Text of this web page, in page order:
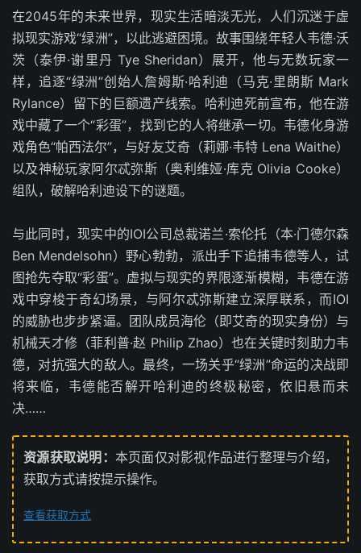
在2045年的未来世界，现实生活暗淡无光，人们沉迷于虚
拟现实游戏“绿洲”，以此逃避困境。故事围绕年轻人韦德·沃
茨（泰伊·谢里丹 Tye Sheridan）展开，他与无数玩家一
样，追逐“绿洲”创始人詹姆斯·哈利迪（马克·里朗斯 Mark
Rylance）留下的巨额遗产线索。哈利迪死前宣布，他在游
戏中藏了一个“彩蛋”，找到它的人将继承一切。韦德化身游
戏角色“帕西法尔”，与好友艾奇（莉娜·韦特 Lena Waithe）
以及神秘玩家阿尔忒弥斯（奥利维娅·库克 Olivia Cooke）
组队，破解哈利迪设下的谜题。
与此同时，现实中的IOI公司总裁诺兰·索伦托（本·门德尔森
Ben Mendelsohn）野心勃勃，派出手下追捕韦德等人，试
图抢先夺取“彩蛋”。虚拟与现实的界限逐渐模糊，韦德在游
戏中穿梭于奇幻场景，与阿尔忒弥斯建立深厚联系，而IOI
的威胁也步步紧逼。团队成员海伦（即艾奇的现实身份）与
机械天才修（菲利普·赵 Philip Zhao）也在关键时刻助力韦
德，对抗强大的敌人。最终，一场关乎“绿洲”命运的决战即
将来临，韦德能否解开哈利迪的终极秘密，依旧悬而未
决……
资源获取说明： 本页面仅对影视作品进行整理与介绍，
获取方式请按提示操作。
查看获取方式